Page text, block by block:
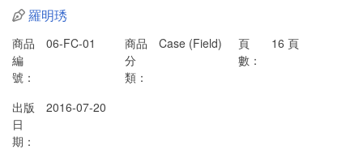
羅明琇
商品
編
號：
06-FC-01
商品
分
類：
Case (Field)
頁
數：
16 頁
出版
日
期：
2016-07-20